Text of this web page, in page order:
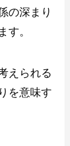
の深まり
す。
えられる
を意味す